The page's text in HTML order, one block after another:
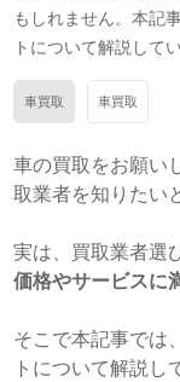
もしれません。本記
トについて解説して
車買取 車買取
車の買取をお願い
取業者を知りたい
実は、買取業者選
価格やサービスに
そこで本記事では
トについて解説し